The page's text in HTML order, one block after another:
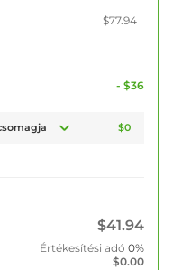
$77.94
- $36
$0
$41.94
Értékesítési adó 0%
$0.00